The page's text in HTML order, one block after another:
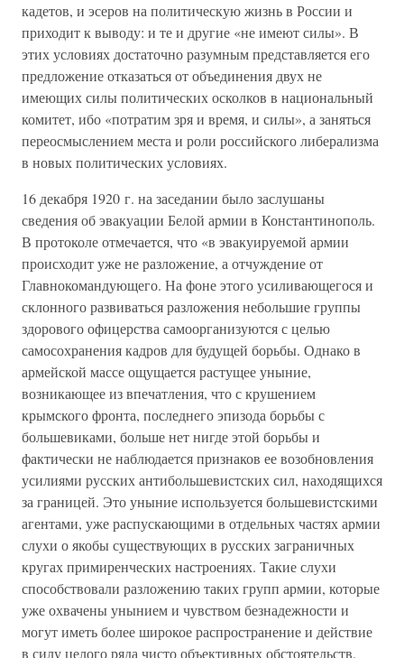
кадетов, и эсеров на политическую жизнь в России и
приходит к выводу: и те и другие «не имеют силы». В
этих условиях достаточно разумным представляется его
предложение отказаться от объединения двух не
имеющих силы политических осколков в национальный
комитет, ибо «потратим зря и время, и силы», а заняться
переосмыслением места и роли российского либерализма
в новых политических условиях.
16 декабря 1920 г. на заседании было заслушаны
сведения об эвакуации Белой армии в Константинополь.
В протоколе отмечается, что «в эвакуируемой армии
происходит уже не разложение, а отчуждение от
Главнокомандующего. На фоне этого усиливающегося и
склонного развиваться разложения небольшие группы
здорового офицерства самоорганизуются с целью
самосохранения кадров для будущей борьбы. Однако в
армейской массе ощущается растущее уныние,
возникающее из впечатления, что с крушением
крымского фронта, последнего эпизода борьбы с
большевиками, больше нет нигде этой борьбы и
фактически не наблюдается признаков ее возобновления
усилиями русских антибольшевистских сил, находящихся
за границей. Это уныние используется большевистскими
агентами, уже распускающими в отдельных частях армии
слухи о якобы существующих в русских заграничных
кругах примиренческих настроениях. Такие слухи
способствовали разложению таких групп армии, которые
уже охвачены унынием и чувством безнадежности и
могут иметь более широкое распространение и действие
в силу целого ряда чисто объективных обстоятельств.